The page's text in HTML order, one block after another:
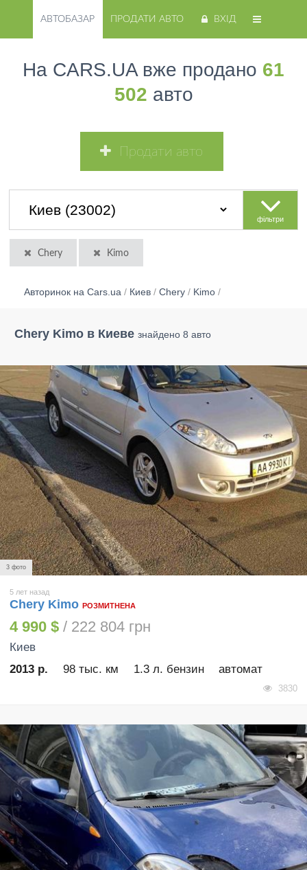
АВТОБАЗАР ПРОДАТИ АВТО ВХІД
На CARS.UA вже продано 61
502 авто
Продати авто
фільтри
Chery Kimo
Авторинок на Cars.ua / Киев / Chery / Kimo /
Chery Kimo в Киеве знайдено 8 авто
3 фото
5 лет назад
Chery Kimo РОЗМИТНЕНА
4 990 $ / 222 804 грн
Киев
2013 р.
98 тыс. км 1.3 л. бензин автомат
3830